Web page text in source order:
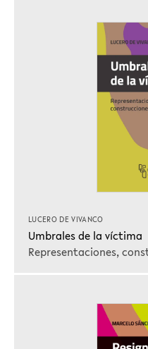
LUCERO DE VIVANCO
Umbrales de la víctima
Representaciones,